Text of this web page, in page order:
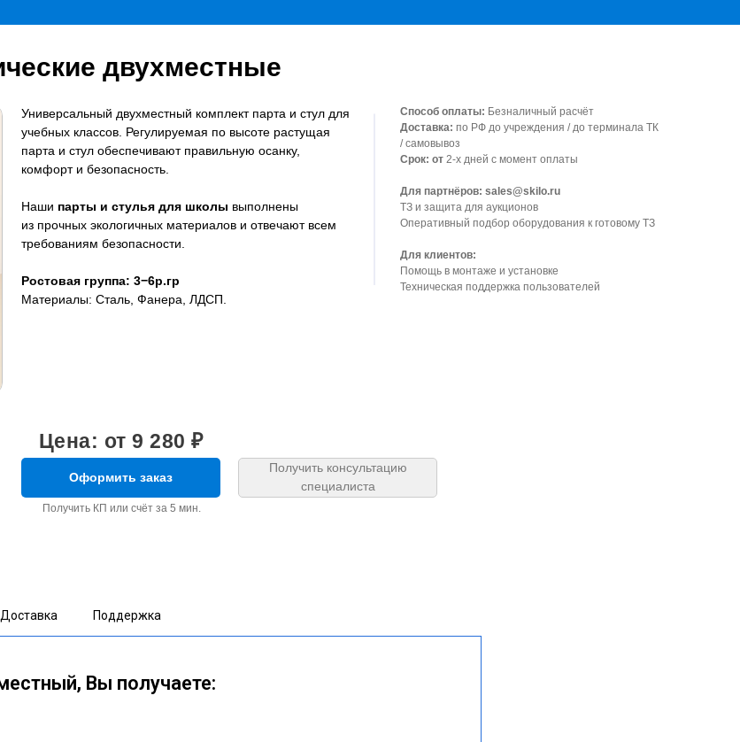
Универсальный двухместный комплект парта и стул для
учебных классов. Регулируемая по высоте растущая
парта и стул обеспечивают правильную осанку,
комфорт и безопасность.
Наши парты и стулья для школы выполнены
из прочных экологичных материалов и отвечают всем
требованиям безопасности.
Ростовая группа: 3−6р.гр
Материалы: Сталь, Фанера, ЛДСП.
двухместные
Способ оплаты: Безналичный расчёт
Доставка: по РФ до учреждения / до терминала ТК
/ самовывоз
Срок: от 2-х дней с момент оплаты
Для партнёров: sales@skilo.ru
ТЗ и защита для аукционов
Оперативный подбор оборудования к готовому ТЗ
Для клиентов:
Помощь в монтаже и установке
Техническая поддержка пользователей
Получить КП или счёт за 5 мин.
Цена: от 9 280 ₽
Оформить заказ
Получить консультацию
специалиста
Доставка Поддержка
Вы получаете: